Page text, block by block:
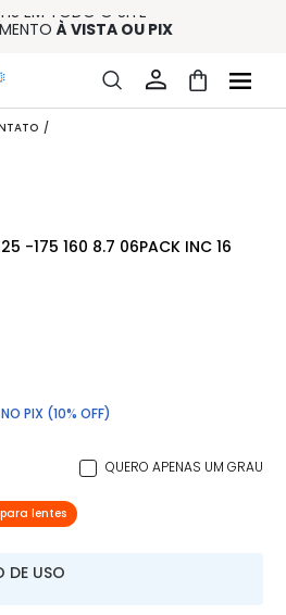
EM TODO O SITE
À VISTA OU PIX
(CONSULTE REGULAMENTO)
- CONS. REG.
-175 160 8.7 06PACK INC 16
PIX (10% OFF)
QUERO APENAS UM GRAU
lentes
DE USO